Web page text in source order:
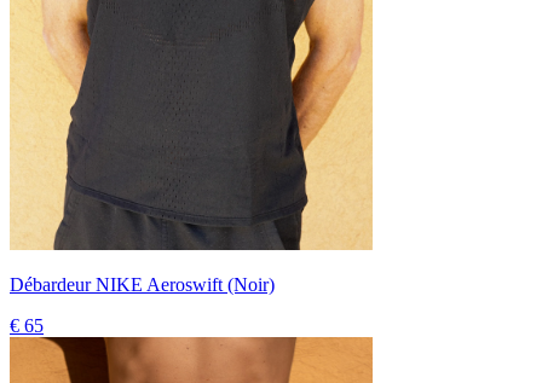
Débardeur NIKE Aeroswift (Noir)
€ 65